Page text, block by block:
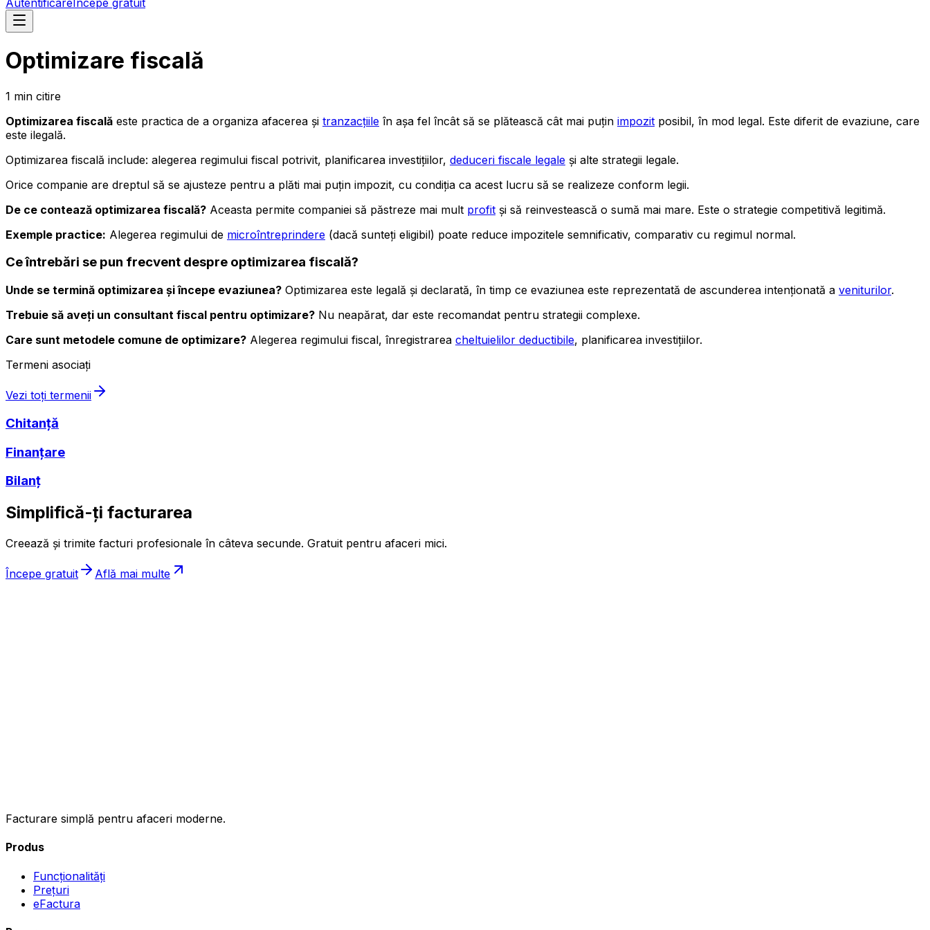
Optimizare fiscală
1 min citire
Optimizarea fiscală este practica de a organiza afacerea și tranzacțiile în așa fel încât să se plătească cât mai puțin impozit posibil, în mod legal. Este diferit de evaziune, care
este ilegală.
Optimizarea fiscală include: alegerea regimului fiscal potrivit, planificarea investițiilor, deduceri fiscale legale și alte strategii legale.
Orice companie are dreptul să se ajusteze pentru a plăti mai puțin impozit, cu condiția ca acest lucru să se realizeze conform legii.
De ce contează optimizarea fiscală? Aceasta permite companiei să păstreze mai mult profit și să reinvestească o sumă mai mare. Este o strategie competitivă legitimă.
Exemple practice: Alegerea regimului de microîntreprindere (dacă sunteți eligibil) poate reduce impozitele semnificativ, comparativ cu regimul normal.
Ce întrebări se pun frecvent despre optimizarea fiscală?
Unde se termină optimizarea și începe evaziunea? Optimizarea este legală și declarată, în timp ce evaziunea este reprezentată de ascunderea intenționată a veniturilor.
Trebuie să aveți un consultant fiscal pentru optimizare? Nu neapărat, dar este recomandat pentru strategii complexe.
Care sunt metodele comune de optimizare? Alegerea regimului fiscal, înregistrarea cheltuielilor deductibile, planificarea investițiilor.
Termeni asociați
Vezi toți termenii
Chitanță
Finanțare
Bilanț
Simplifică-ți facturarea
Creează și trimite facturi profesionale în câteva secunde. Gratuit pentru afaceri mici.
Începe gratuit Află mai multe
Facturare simplă pentru afaceri moderne.
Produs
Funcționalități
Prețuri
eFactura